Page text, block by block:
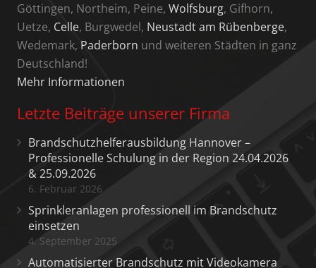
Göttingen, Northeim, Peine, Wolfsburg, Gifhorn,
Uetze, Celle, Burgwedel, Neustadt am Rübenberge,
Wedemark, Paderborn und weiteren Städten in ganz
Deutschland!
Mehr Informationen
Letzte Beiträge unserer Firma
Brandschutzhelferausbildung Hannover –
Professionelle Schulung in der Region 24.04.2026
& 25.09.2026
6. Februar 2026
Sprinkleranlagen professionell im Brandschutz
einsetzen
4. September 2025
Automatisierter Brandschutz mit Videokamera